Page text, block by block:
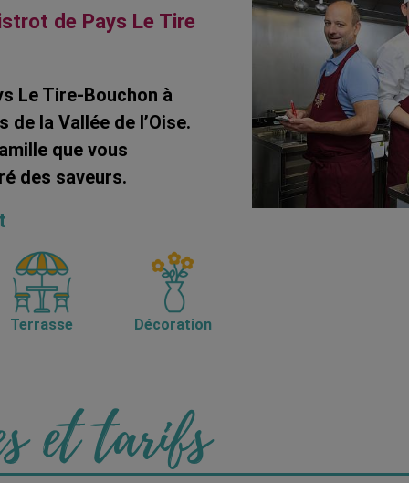
de Pays Le Tire
Le Tire-Bouchon à
de la Vallée de l’Oise.
que vous
des saveurs.
Terrasse Décoration
et tarifs